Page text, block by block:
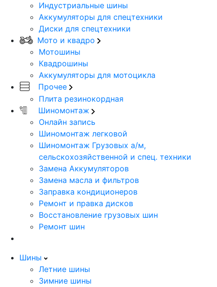
Индустриальные шины
Аккумуляторы для спецтехники
Диски для спецтехники
Мото и квадро
Мотошины
Квадрошины
Аккумуляторы для мотоцикла
Прочее
Плита резинокордная
Шиномонтаж
Онлайн запись
Шиномонтаж легковой
Шиномонтаж Грузовых а/м,
сельскохозяйственной и спец. техники
Замена Аккумуляторов
Замена масла и фильтров
Заправка кондиционеров
Ремонт и правка дисков
Восстановление грузовых шин
Ремонт шин
Шины
Летние шины
Зимние шины